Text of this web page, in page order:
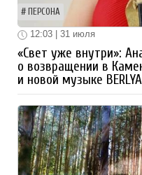
ПЕРСОНА
12:03 | 31 июля
«Свет уже внутри»:
о возвращении в
и новой музыке BERLYA